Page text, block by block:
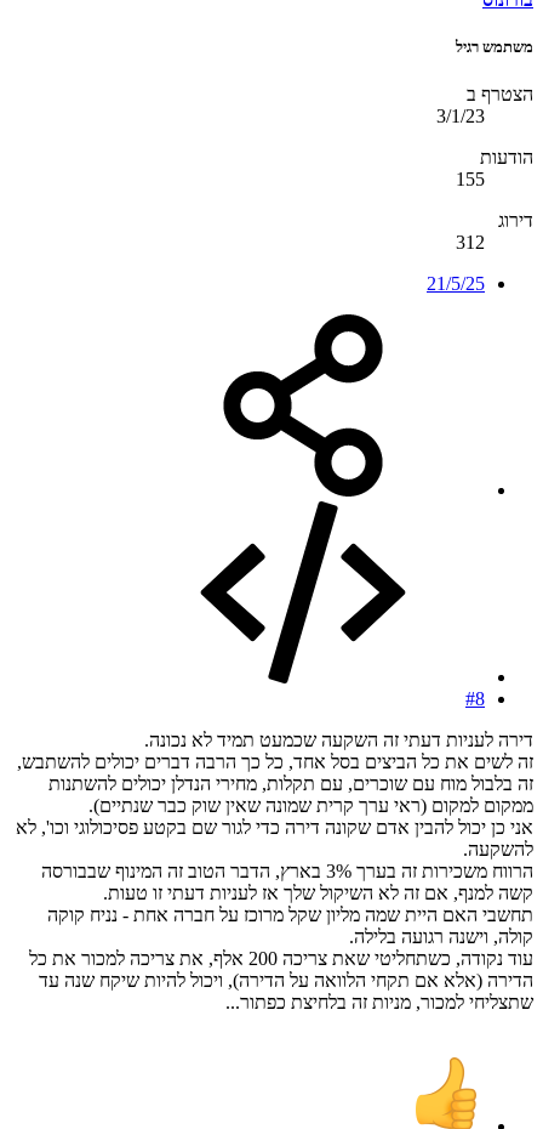
משתמש רגיל
הצטרף ב
3/1/23
הודעות
155
דירוג
312
21/5/25
#8
דירה לעניות דעתי זה השקעה שכמעט תמיד לא נכונה.
זה לשים את כל הביצים בסל אחד, כל כך הרבה דברים יכולים להשתבש,
זה בלבול מוח עם שוכרים, עם תקלות, מחירי הנדלן יכולים להשתנות
ממקום למקום (ראי ערך קרית שמונה שאין שוק כבר שנתיים).
אני כן יכול להבין אדם שקונה דירה כדי לגור שם בקטע פסיכולוגי וכו', לא
להשקעה.
הרווח משכירות זה בערך 3% בארץ, הדבר הטוב זה המינוף שבבורסה
קשה למנף, אם זה לא השיקול שלך אז לעניות דעתי זו טעות.
תחשבי האם היית שמה מליון שקל מרוכז על חברה אחת - נניח קוקה
קולה, וישנה רגועה בלילה.
עוד נקודה, כשתחליטי שאת צריכה 200 אלף, את צריכה למכור את כל
הדירה (אלא אם תקחי הלוואה על הדירה), ויכול להיות שיקח שנה עד
שתצליחי למכור, מניות זה בלחיצת כפתור...